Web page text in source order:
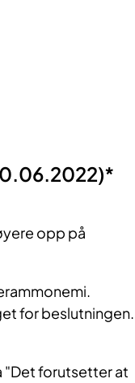
opp på
for beslutningen.
"Det forutsetter at